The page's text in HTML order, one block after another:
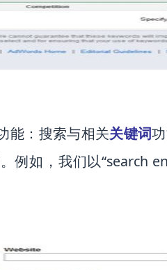
能：搜索与相关关键词
例如，我们以“search